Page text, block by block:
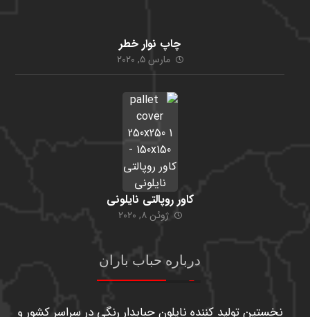
چاپ نوار خطر
مارس ۵, ۲۰۲۰
کاور روپالتی نایلونی
ژوئن ۸, ۲۰۲۰
درباره حباب باران
نخستین تولید کننده نایلون حبابدار رنگی در سراسر کشور و